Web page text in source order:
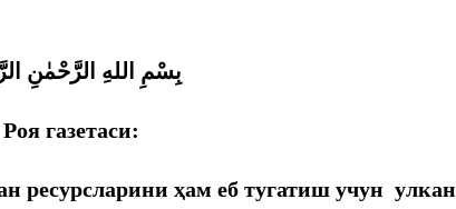
بِسْمِ اللهِ الرَّحْمٰنِ
Роя газетаси:
ресурсларини ҳам еб тугатиш учун улкан